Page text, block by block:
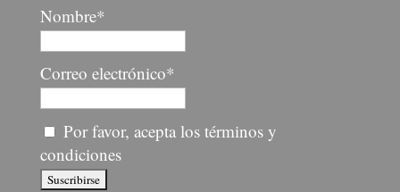
Nombre*
Correo electrónico*
Por favor, acepta los términos y
condiciones